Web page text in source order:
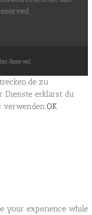
Reserved
zu
Dienste erklärst du
OK
your experience while